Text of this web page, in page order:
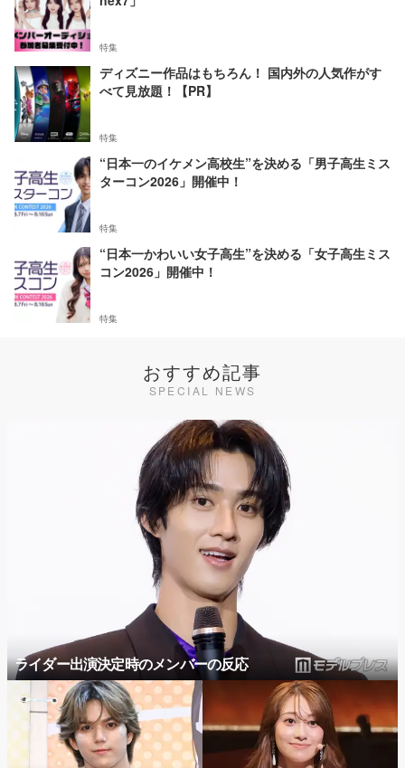
特集
ディズニー作品はもちろん！ 国内外の人気作がす
べて見放題！【PR】
特集
“日本一のイケメン高校生”を決める「男子高生ミス
ターコン2026」開催中！
特集
“日本一かわいい女子高生”を決める「女子高生ミス
コン2026」開催中！
特集
おすすめ記事
SPECIAL NEWS
ライダー出演決定時のメンバーの反応